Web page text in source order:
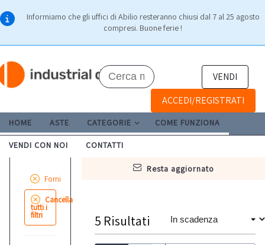
Informiamo che gli uffici di Abilio resteranno chiusi dal 7 al 25 agosto
compresi. Buone ferie !
VENDI
ACCEDI/REGISTRATI
HOME ASTE CATEGORIE COME FUNZIONA
VENDI CON NOI CONTATTI
resta aggiornato
Forni
Cancella
tutti i
filtri 5 Risultati